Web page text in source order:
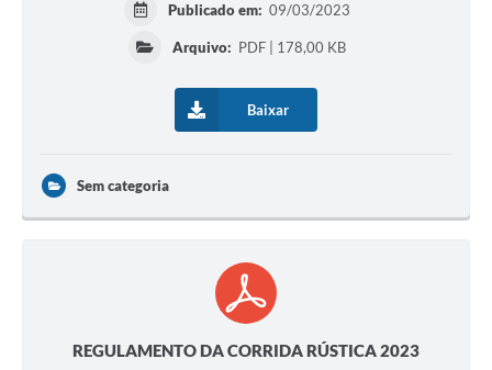
Publicado em: 09/03/2023
Arquivo: PDF | 178,00 KB
Baixar
Sem categoria
REGULAMENTO DA CORRIDA RÚSTICA 2023